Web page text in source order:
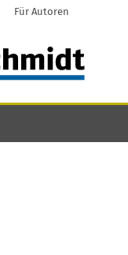
Für Autoren